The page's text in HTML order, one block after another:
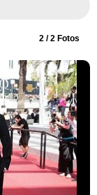
2 / 2 Fotos